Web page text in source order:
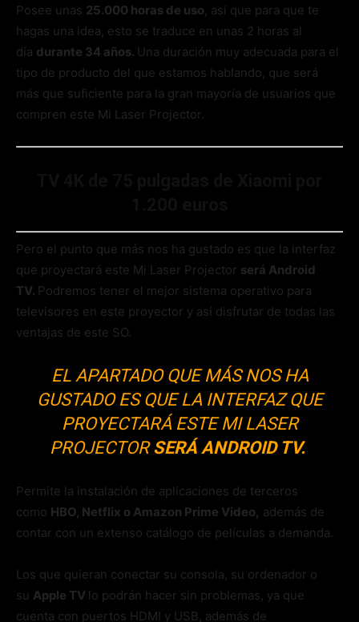
Posee unas 25.000 horas de uso, así que para que te
hagas una idea, esto se traduce en unas 2 horas al
día durante 34 años. Una duración muy adecuada para el
tipo de producto del que estamos hablando, que será
más que suficiente para la gran mayoría de usuarios que
compren este Mi Laser Projector.
Pero el punto que más nos ha gustado es que la interfaz
que proyectará este Mi Laser Projector será Android
TV. Podremos tener el mejor sistema operativo para
televisores en este proyector y así disfrutar de todas las
ventajas de este SO.
EL APARTADO QUE MÁS NOS HA
GUSTADO ES QUE LA INTERFAZ QUE
PROYECTARÁ ESTE MI LASER
PROJECTORSERÁ ANDROID TV.
Permite la instalación de aplicaciones de terceros
como HBO, Netflix o Amazon Prime Video además de
contar con un extenso catálogo de películas a demanda.
Los que quieran conectar su consola, su ordenador o
su Apple TV lo podrán hacer sin problemas, ya que
cuenta con puertos HDMI y USB, además de